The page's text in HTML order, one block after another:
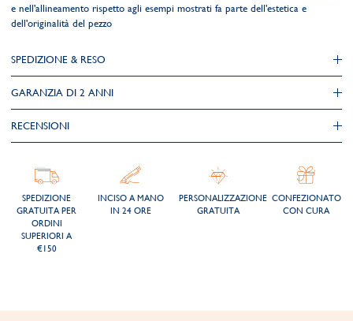
e nell'allineamento rispetto agli esempi mostrati fa parte dell'estetica e
dell'originalità del pezzo
SPEDIZIONE & RESO
GARANZIA DI 2 ANNI
RECENSIONI
SPEDIZIONE
GRATUITA PER
ORDINI
SUPERIORI A
€150
INCISO A MANO
IN 24 ORE
PERSONALIZZAZIONE
GRATUITA
CONFEZIONATO
CON CURA